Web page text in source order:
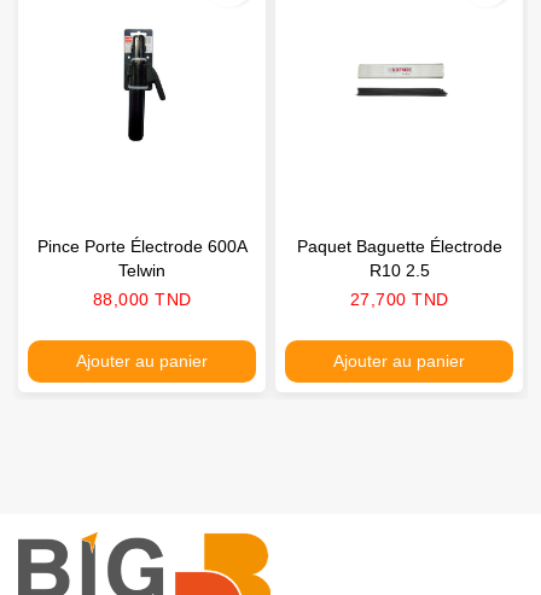
Pince Porte Électrode 600A
Telwin
Prix
88,000 TND
Ajouter au panier
Paquet Baguette Électrode
R10 2.5
Prix
27,700 TND
Ajouter au panier